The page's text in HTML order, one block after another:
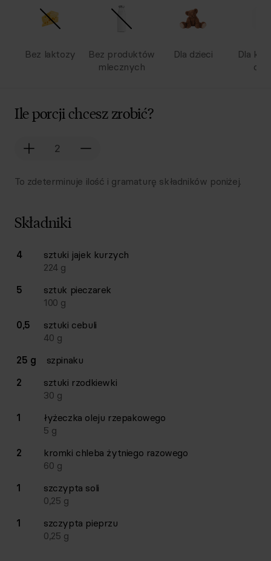
Bez laktozy
Bez produktów
mlecznych
Dla dzieci
Dla
Ile porcji chcesz zrobić?
To zdeterminuje ilość i gramaturę składników poniżej.
Składniki
Lista składników przepisu z ilościami i wagami
Ilość Składnik
4 sztuki jajek kurzych
224g
5
sztuk pieczarek
100 g
0,5
sztuki cebuli
40 g
25 g
szpinaku
2
sztuki rzodkiewki
30 g
1
łyżeczka oleju rzepakowego
5 g
2
kromki chleba żytniego razowego
60 g
1
szczypta soli
0,25 g
1
szczypta pieprzu
0,25 g